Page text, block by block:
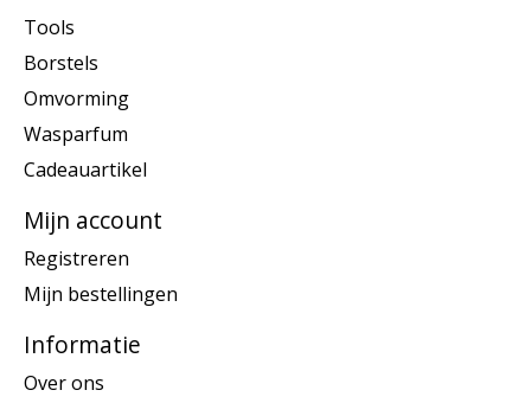
Tools
Borstels
Omvorming
Wasparfum
Cadeauartikel
Mijn account
Registreren
Mijn bestellingen
Informatie
Over ons